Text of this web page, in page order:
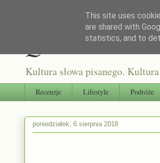
Qultura
Kultura słowa pisanego.
Recenzje Lifestyle Podróże
poniedziałek, 6 sierpnia 2018
This site uses
are shared with
statistics, and to